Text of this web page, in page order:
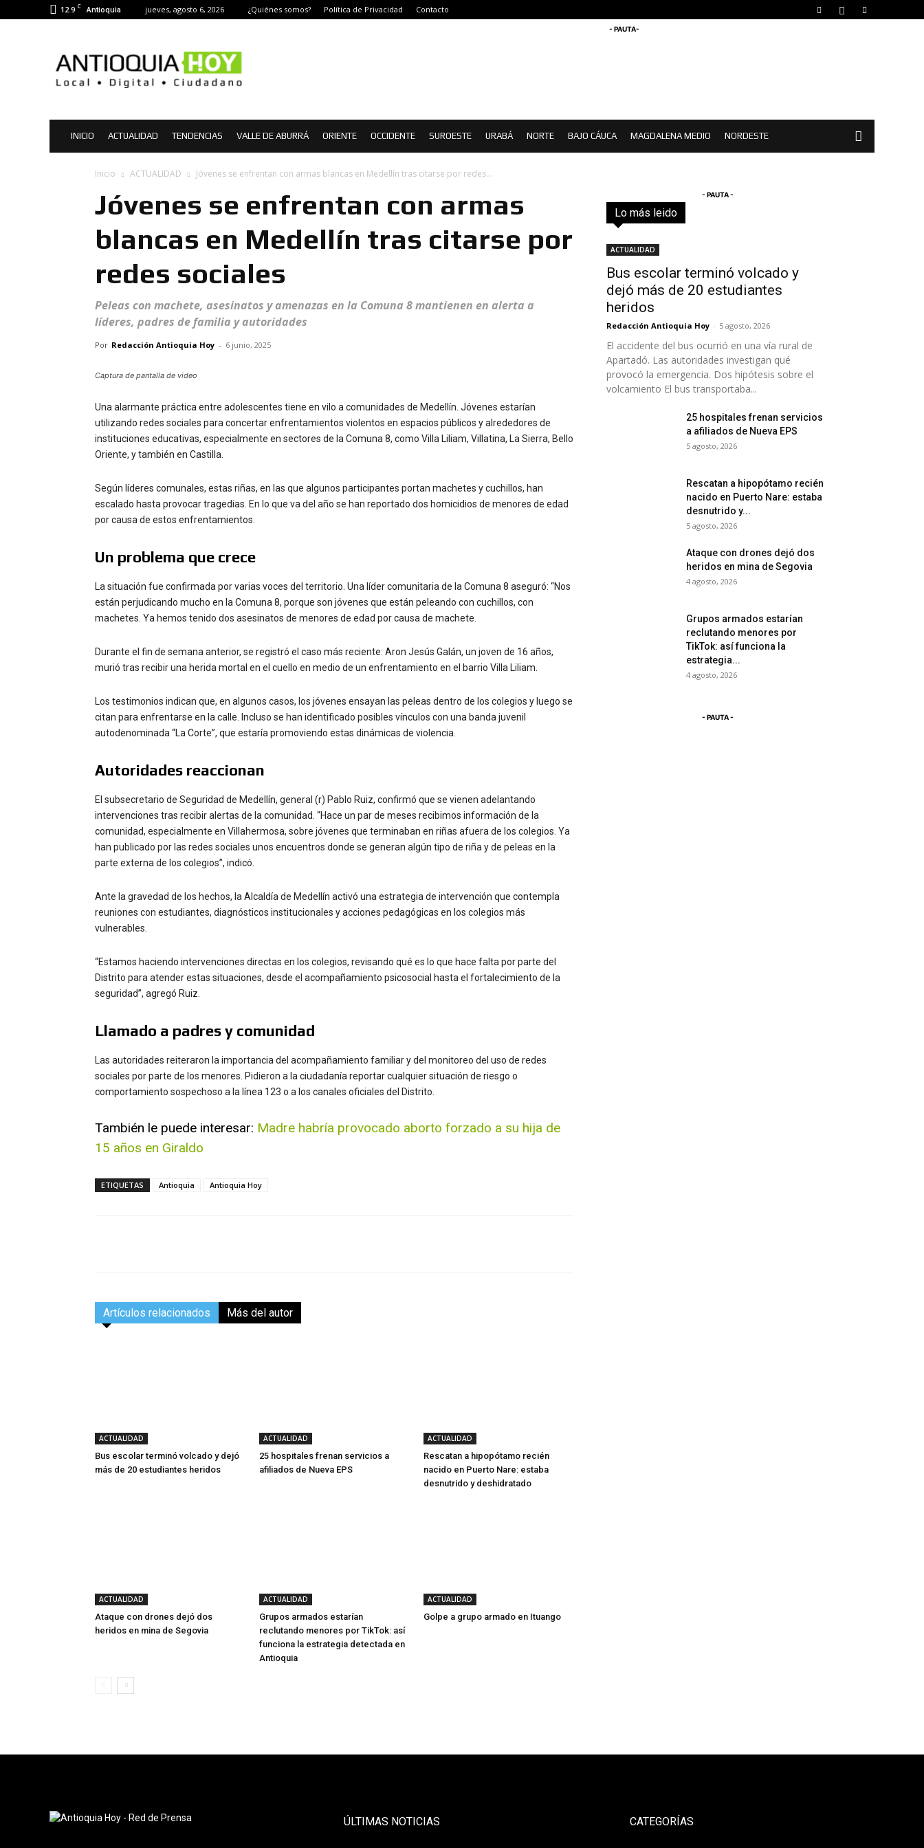
12.9 C Antioquia jueves, agosto 6, 2026 ¿Quiénes somos? Política de Privacidad Contacto
Hoy
|
Noticias
Antioquia
- PAUTA-
INICIO ACTUALIDAD TENDENCIAS VALLE DE ABURRÁ ORIENTE OCCIDENTE SUROESTE URABÁ NORTE BAJO CÁUCA MAGDALENA MEDIO NORDESTE
Inicio ACTUALIDAD Jóvenes se enfrentan con armas blancas en Medellín tras citarse por redes...
Jóvenes se enfrentan con armas
blancas en Medellín tras citarse por
redes sociales
Peleas con machete, asesinatos y amenazas en la Comuna 8 mantienen en alerta a
líderes, padres de familia y autoridades
Por Redacción Antioquia Hoy - 6 junio, 2025
Captura de pantalla de video
Una alarmante práctica entre adolescentes tiene en vilo a comunidades de Medellín. Jóvenes estarían
utilizando redes sociales para concertar enfrentamientos violentos en espacios públicos y alrededores de
instituciones educativas, especialmente en sectores de la Comuna 8, como Villa Liliam, Villatina, La Sierra, Bello
Oriente, y también en Castilla.
Según líderes comunales, estas riñas, en las que algunos participantes portan machetes y cuchillos, han
escalado hasta provocar tragedias. En lo que va del año se han reportado dos homicidios de menores de edad
por causa de estos enfrentamientos.
Un problema que crece
La situación fue confirmada por varias voces del territorio. Una líder comunitaria de la Comuna 8 aseguró: “Nos
están perjudicando mucho en la Comuna 8, porque son jóvenes que están peleando con cuchillos, con
machetes. Ya hemos tenido dos asesinatos de menores de edad por causa de machete.
Durante el fin de semana anterior, se registró el caso más reciente: Aron Jesús Galán, un joven de 16 años,
murió tras recibir una herida mortal en el cuello en medio de un enfrentamiento en el barrio Villa Liliam.
Los testimonios indican que, en algunos casos, los jóvenes ensayan las peleas dentro de los colegios y luego se
citan para enfrentarse en la calle. Incluso se han identificado posibles vínculos con una banda juvenil
autodenominada “La Corte”, que estaría promoviendo estas dinámicas de violencia.
Autoridades reaccionan
El subsecretario de Seguridad de Medellín, general (r) Pablo Ruiz, confirmó que se vienen adelantando
intervenciones tras recibir alertas de la comunidad. “Hace un par de meses recibimos información de la
comunidad, especialmente en Villahermosa, sobre jóvenes que terminaban en riñas afuera de los colegios. Ya
han publicado por las redes sociales unos encuentros donde se generan algún tipo de riña y de peleas en la
parte externa de los colegios”, indicó.
Ante la gravedad de los hechos, la Alcaldía de Medellín activó una estrategia de intervención que contempla
reuniones con estudiantes, diagnósticos institucionales y acciones pedagógicas en los colegios más
vulnerables.
“Estamos haciendo intervenciones directas en los colegios, revisando qué es lo que hace falta por parte del
Distrito para atender estas situaciones, desde el acompañamiento psicosocial hasta el fortalecimiento de la
seguridad”, agregó Ruiz.
Llamado a padres y comunidad
Las autoridades reiteraron la importancia del acompañamiento familiar y del monitoreo del uso de redes
sociales por parte de los menores. Pidieron a la ciudadanía reportar cualquier situación de riesgo o
comportamiento sospechoso a la línea 123 o a los canales oficiales del Distrito.
También le puede interesar: Madre habría provocado aborto forzado a su hija de
15 años en Giraldo
ETIQUETAS Antioquia Antioquia Hoy
Artículos relacionados Más del autor
ACTUALIDAD
Bus escolar terminó volcado y dejó
más de 20 estudiantes heridos
ACTUALIDAD
25 hospitales frenan servicios a
afiliados de Nueva EPS
ACTUALIDAD
Rescatan a hipopótamo recién
nacido en Puerto Nare: estaba
desnutrido y deshidratado
ACTUALIDAD
Ataque con drones dejó dos
heridos en mina de Segovia
ACTUALIDAD
Grupos armados estarían
reclutando menores por TikTok: así
funciona la estrategia detectada en
Antioquia
ACTUALIDAD
Golpe a grupo armado en Ituango
- PAUTA -
Lo más leidoTodo
ACTUALIDAD
Bus escolar terminó volcado y
dejó más de 20 estudiantes
heridos
Redacción Antioquia Hoy - 5 agosto, 2026
El accidente del bus ocurrió en una vía rural de
Apartadó. Las autoridades investigan qué
provocó la emergencia. Dos hipótesis sobre el
volcamiento El bus transportaba...
25 hospitales frenan servicios
a afiliados de Nueva EPS
5 agosto, 2026
Rescatan a hipopótamo recién
nacido en Puerto Nare: estaba
desnutrido y...
5 agosto, 2026
Ataque con drones dejó dos
heridos en mina de Segovia
4 agosto, 2026
Grupos armados estarían
reclutando menores por
TikTok: así funciona la
estrategia...
4 agosto, 2026
- PAUTA -
ÚLTIMAS NOTICIAS CATEGORÍAS